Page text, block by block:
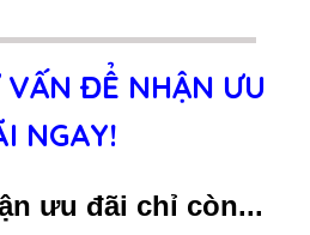
ĐỂ NHẬN ƯU
NGAY!
ưu đãi chỉ còn...